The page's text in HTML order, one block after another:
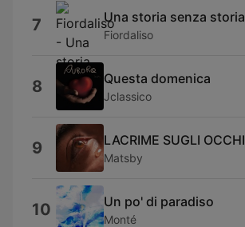
7 Una storia senza storia
Fiordaliso
8 Questa domenica
Jclassico
9 LACRIME SUGLI OCCHI
Matsby
10 Un po' di paradiso
Monté